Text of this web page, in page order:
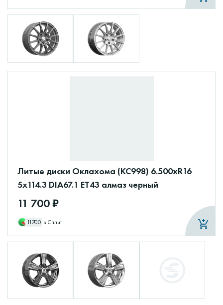
Литые диски Оклахома (КС998) 6.500xR16
5x114.3 DIA67.1 ET43 алмаз черный
11 700 ₽
11700 в Сплит